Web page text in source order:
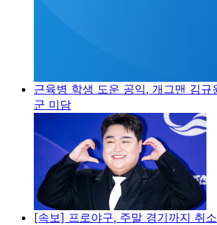
근육병 학생 도운 공익, 개그맨 김
군 미담
[속보] 프로야구, 주말 경기까지 취